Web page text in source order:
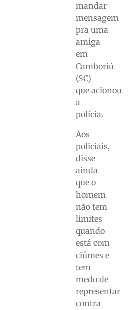
mandar
mensagem
pra uma
amiga
em
Camboriú
(SC)
que acionou
a
polícia.
Aos
policiais,
disse
ainda
que o
homem
não tem
limites
quando
está com
ciúmes e
tem
medo de
representar
contra